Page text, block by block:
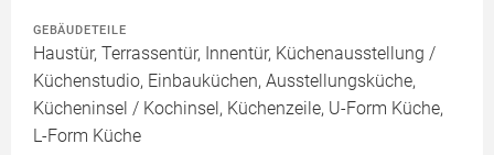
GEBÄUDETEILE
Haustür, Terrassentür, Innentür, Küchenausstellung /
Küchenstudio, Einbauküchen, Ausstellungsküche,
Kücheninsel / Kochinsel, Küchenzeile, U-Form Küche,
L-Form Küche